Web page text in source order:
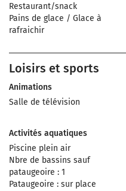
Restaurant/snack
Pains de glace / Glace à
rafraichir
Loisirs et sports
Animations
Salle de télévision
Activités aquatiques
Piscine plein air
Nbre de bassins sauf
pataugeoire : 1
Pataugeoire : sur place